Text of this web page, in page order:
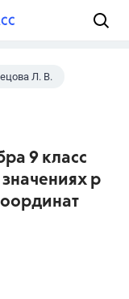
Л. В.
9 класс
р